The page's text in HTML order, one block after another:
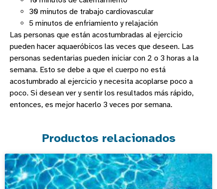
30 minutos de trabajo cardiovascular
5 minutos de enfriamiento y relajación
Las personas que están acostumbradas al ejercicio
pueden hacer aquaeróbicos las veces que deseen. Las
personas sedentarias pueden iniciar con 2 o 3 horas a la
semana. Esto se debe a que el cuerpo no está
acostumbrado al ejercicio y necesita acoplarse poco a
poco. Si desean ver y sentir los resultados más rápido,
entonces, es mejor hacerlo 3 veces por semana.
Productos relacionados